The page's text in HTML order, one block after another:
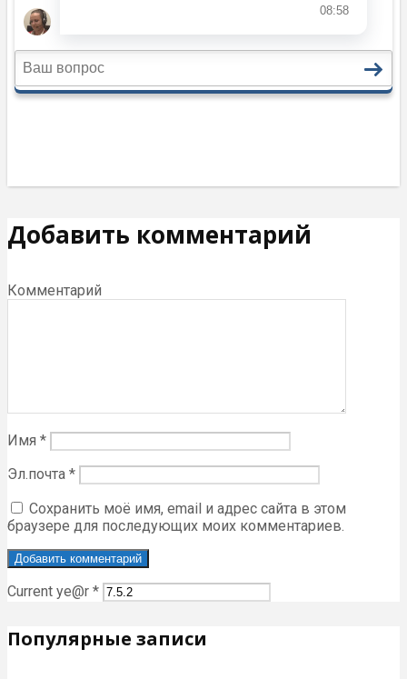
Добавить комментарий
Комментарий
Имя *
Эл.почта *
Сохранить моё имя, email и адрес сайта в этом
браузере для последующих моих комментариев.
Current ye@r *
Популярные записи